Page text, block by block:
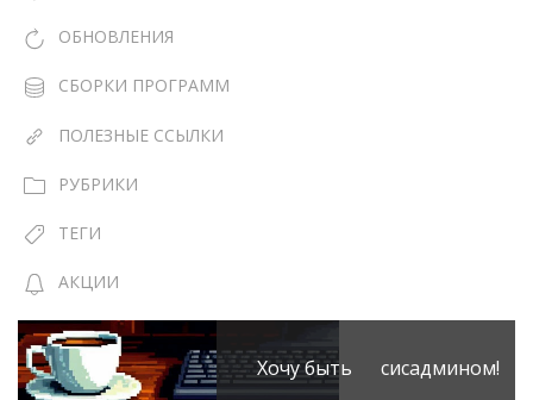
ОБНОВЛЕНИЯ
СБОРКИ ПРОГРАММ
ПОЛЕЗНЫЕ ССЫЛКИ
РУБРИКИ
ТЕГИ
АКЦИИ
Хочу быть сисадмином!